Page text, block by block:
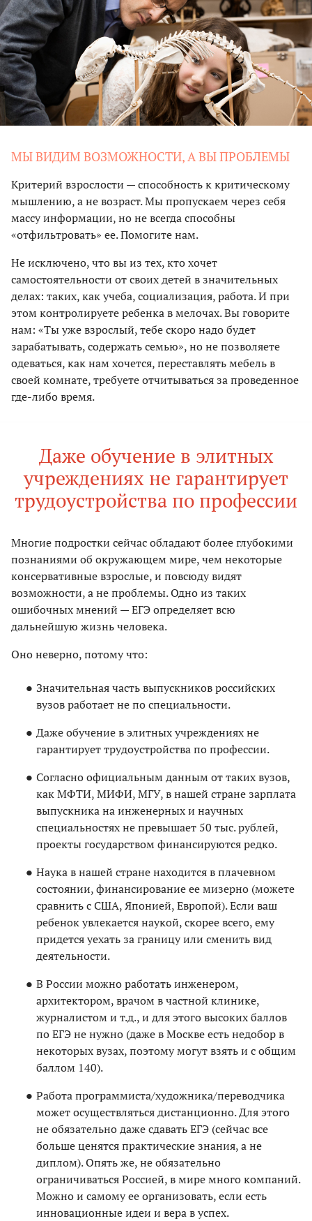
МЫ ВИДИМ ВОЗМОЖНОСТИ, А ВЫ ПРОБЛЕМЫ
Критерий взрослости — способность к критическому
мышлению, а не возраст. Мы пропускаем через себя
массу информации, но не всегда способны
«отфильтровать» ее. Помогите нам.
Не исключено, что вы из тех, кто хочет
самостоятельности от своих детей в значительных
делах: таких, как учеба, социализация, работа. И при
этом контролируете ребенка в мелочах. Вы говорите
нам: «Ты уже взрослый, тебе скоро надо будет
зарабатывать, содержать семью», но не позволяете
одеваться, как нам хочется, переставлять мебель в
своей комнате, требуете отчитываться за проведенное
где-либо время.
Даже обучение в элитных
учреждениях не гарантирует
трудоустройства по профессии
Многие подростки сейчас обладают более глубокими
познаниями об окружающем мире, чем некоторые
консервативные взрослые, и повсюду видят
возможности, а не проблемы. Одно из таких
ошибочных мнений — ЕГЭ определяет всю
дальнейшую жизнь человека.
Оно неверно, потому что:
Значительная часть выпускников российских
вузов работает не по специальности.
Даже обучение в элитных учреждениях не
гарантирует трудоустройства по профессии.
Согласно официальным данным от таких вузов,
как МФТИ, МИФИ, МГУ, в нашей стране зарплата
выпускника на инженерных и научных
специальностях не превышает 50 тыс. рублей,
проекты государством финансируются редко.
Наука в нашей стране находится в плачевном
состоянии, финансирование ее мизерно (можете
сравнить с США, Японией, Европой). Если ваш
ребенок увлекается наукой, скорее всего, ему
придется уехать за границу или сменить вид
деятельности.
В России можно работать инженером,
архитектором, врачом в частной клинике,
журналистом и т.д., и для этого высоких баллов
по ЕГЭ не нужно (даже в Москве есть недобор в
некоторых вузах, поэтому могут взять и с общим
баллом 140).
Работа программиста/художника/переводчика
может осуществляться дистанционно. Для этого
не обязательно даже сдавать ЕГЭ (сейчас все
больше ценятся практические знания, а не
диплом). Опять же, не обязательно
ограничиваться Россией, в мире много компаний.
Можно и самому ее организовать, если есть
инновационные идеи и вера в успех.